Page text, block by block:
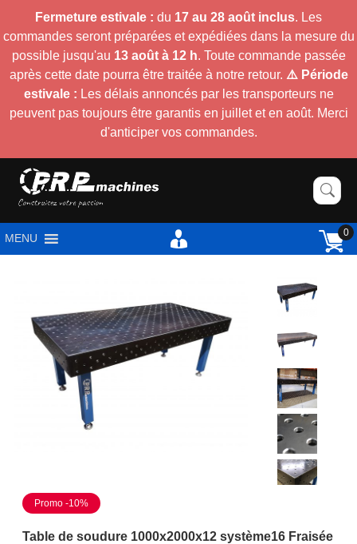
Fermeture estivale : du 17 au 28 août inclus. Les
commandes seront préparées et expédiées dans la mesure du
possible jusqu'au 13 août à 12 h. Toute commande passée
après cette date pourra être traitée à notre retour. ⚠️ Période
estivale : Les délais annoncés par les transporteurs ne
peuvent pas toujours être garantis en juillet et en août. Merci
d'anticiper vos commandes.
MENU 0
Promo -10%
Table de soudure 1000x2000x12 système16 Fraisée